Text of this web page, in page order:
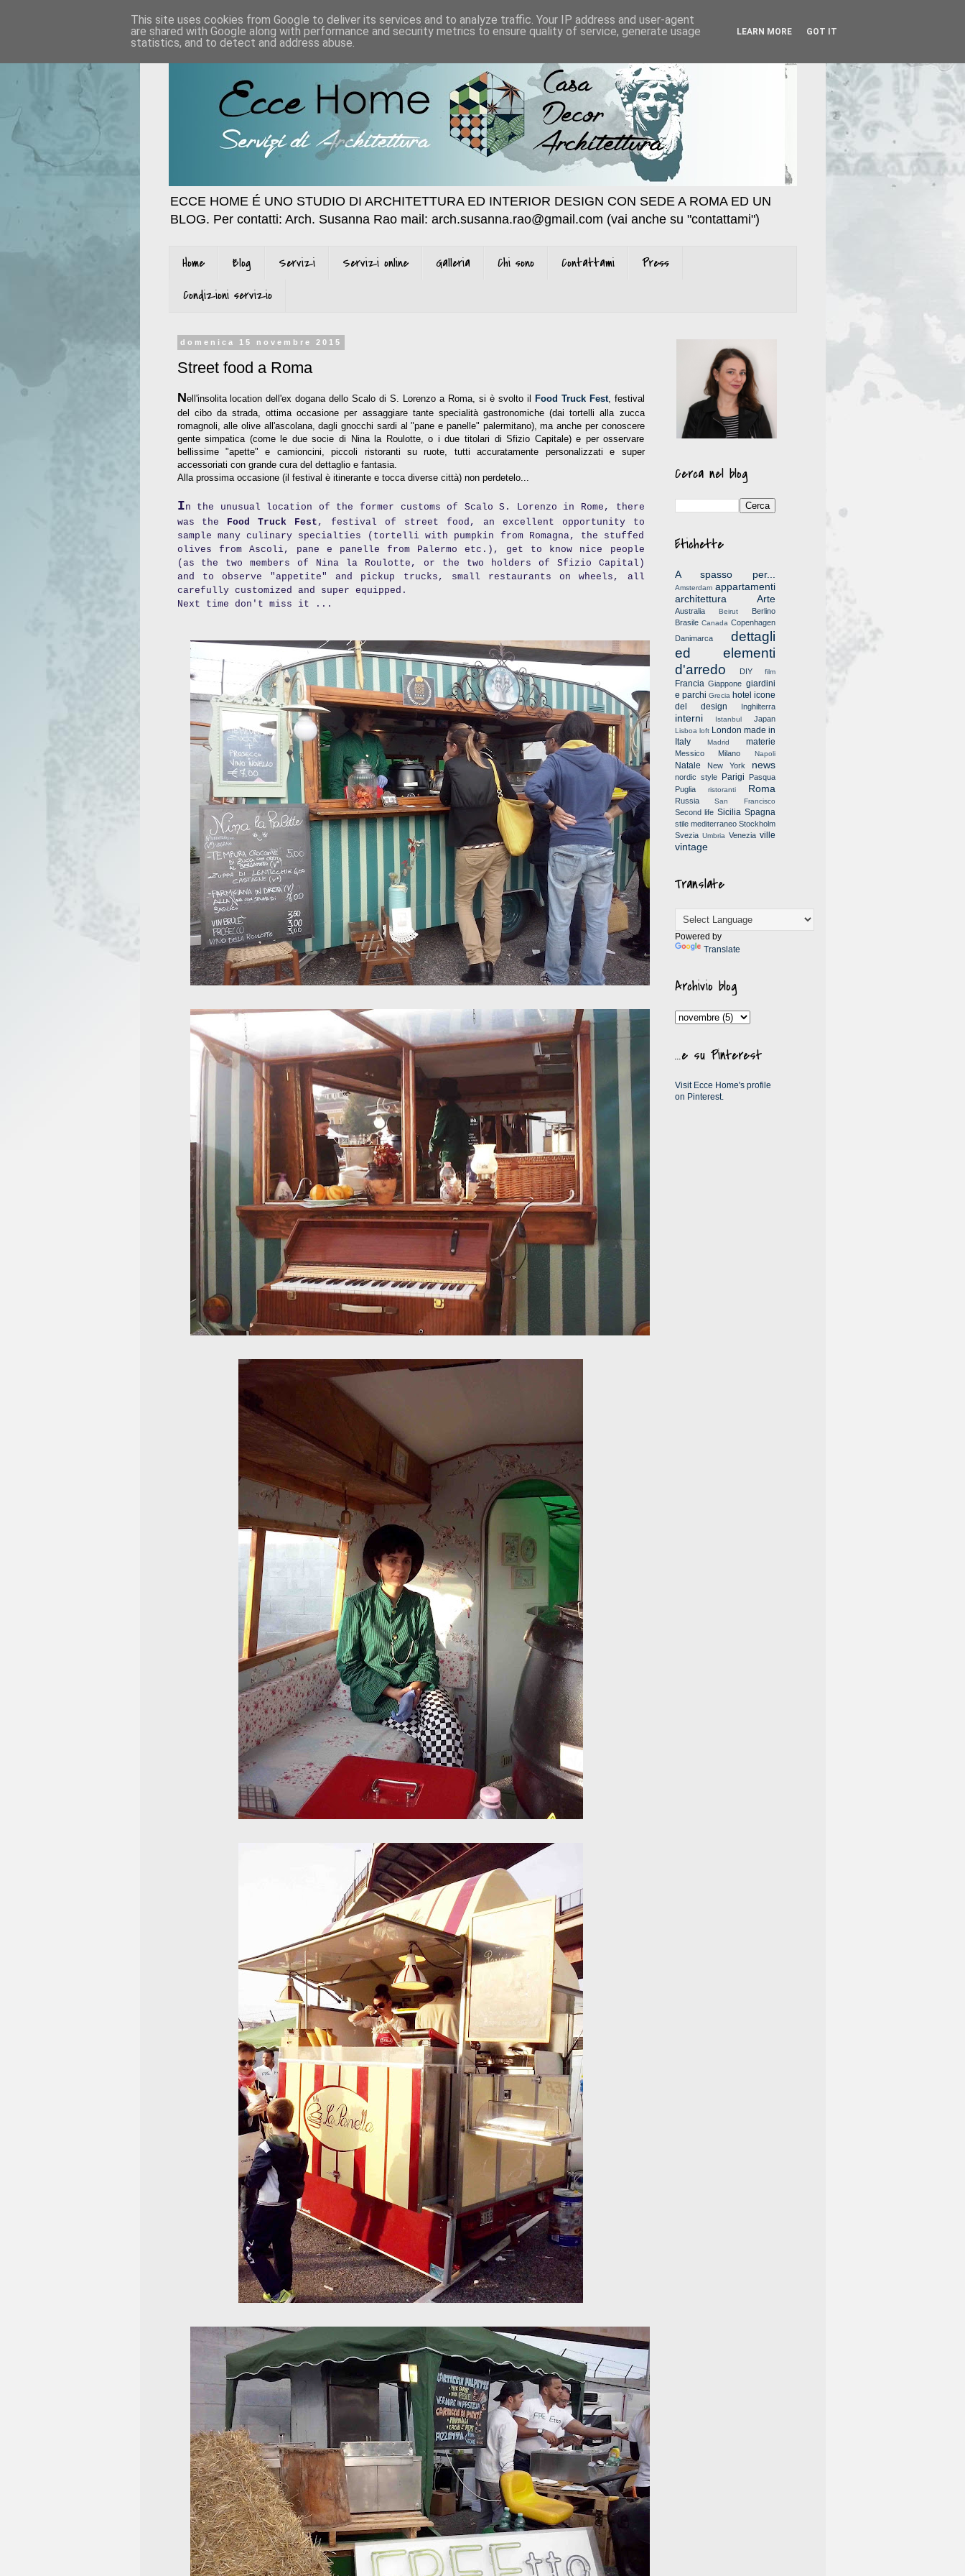
ECCE HOME É UNO STUDIO DI ARCHITETTURA ED INTERIOR DESIGN CON SEDE A ROMA ED UN
BLOG. Per contatti: Arch. Susanna Rao mail: arch.susanna.rao@gmail.com (vai anche su "contattami")
Home Blog Servizi Servizi online Galleria Chi sono Contattami
Press
Condizioni servizio
domenica 15 novembre 2015
Street food a Roma
Nell'insolita location dell'ex dogana dello Scalo di S. Lorenzo a Roma, si è svolto il Food Truck Fest, festival
del cibo da strada, ottima occasione per assaggiare tante specialità gastronomiche (dai tortelli alla zucca
romagnoli, alle olive all'ascolana, dagli gnocchi sardi al "pane e panelle" palermitano), ma anche per conoscere
gente simpatica (come le due socie di Nina la Roulotte, o i due titolari di Sfizio Capitale) e per osservare
bellissime "apette" e camioncini, piccoli ristoranti su ruote, tutti accuratamente personalizzati e super
accessoriati con grande cura del dettaglio e fantasia.
Alla prossima occasione (il festival è itinerante e tocca diverse città) non perdetelo...
In the unusual location of the former customs of Scalo S. Lorenzo in Rome, there
was the
Food Truck Fest , festival of street food, an excellent opportunity to
sample many culinary specialties (tortelli with pumpkin from Romagna, the stuffed
olives from Ascoli, pane e panelle from Palermo etc.), get to know nice people
(as the two members of Nina la Roulotte, or the two holders of Sfizio Capital)
and to observe "appetite" and pickup trucks, small restaurants on wheels, all
carefully customized and super equipped.
Next time don't miss it ...
Cerca nel blog
Etichette
A spasso per...
Amsterdam appartamenti
architettura
Arte
Australia Beirut
Berlino
Brasile Canada Copenhagen
Danimarca
dettagli
ed elementi
d'arredo
DIY film
Francia Giappone giardini
e parchi Grecia hotel icone
del design
Inghilterra
interni Istanbul Japan
Lisboa loft London made in
Italy
Madrid materie
Messico Milano Napoli
Natale New York news
nordic style Parigi
Pasqua
Puglia
ristoranti Roma
Russia San Francisco
Second life Sicilia Spagna
stile mediterraneo Stockholm
Svezia Umbria Venezia ville
vintage
Translate
Powered by
Translate
Archivio blog
...e su Pinterest
Visit Ecce Home's profile
on Pinterest.
This site uses cookies from Google to deliver its services and to analyze traffic. Your IP address and user-agent
are shared with Google along with performance and security metrics to ensure quality of service, generate usage
statistics, and to detect and address abuse.
LEARN MORE GOT IT